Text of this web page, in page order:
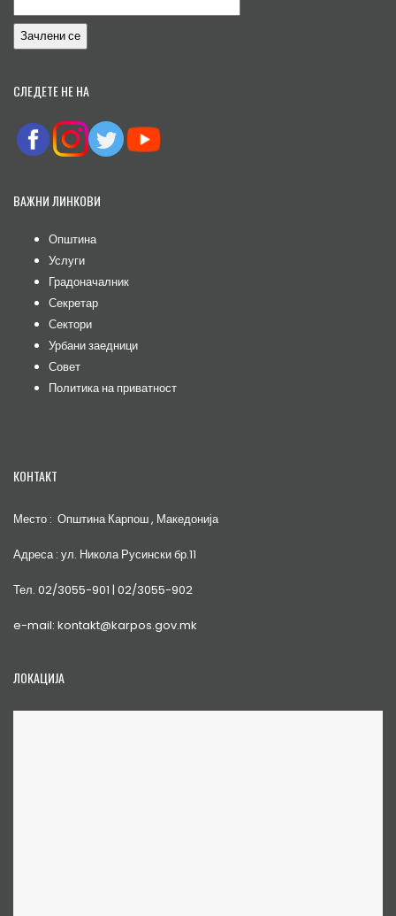
СЛЕДЕТЕ НЕ НА
ВАЖНИ ЛИНКОВИ
Општина
Услуги
Градоначалник
Секретар
Сектори
Урбани заедници
Совет
Политика на приватност
КОНТАКТ
Место : Општина Карпош , Македонија
Адреса : ул. Никола Русински бр.11
Тел. 02/3055-901 | 02/3055-902
e-mail: kontakt@karpos.gov.mk
ЛОКАЦИЈА